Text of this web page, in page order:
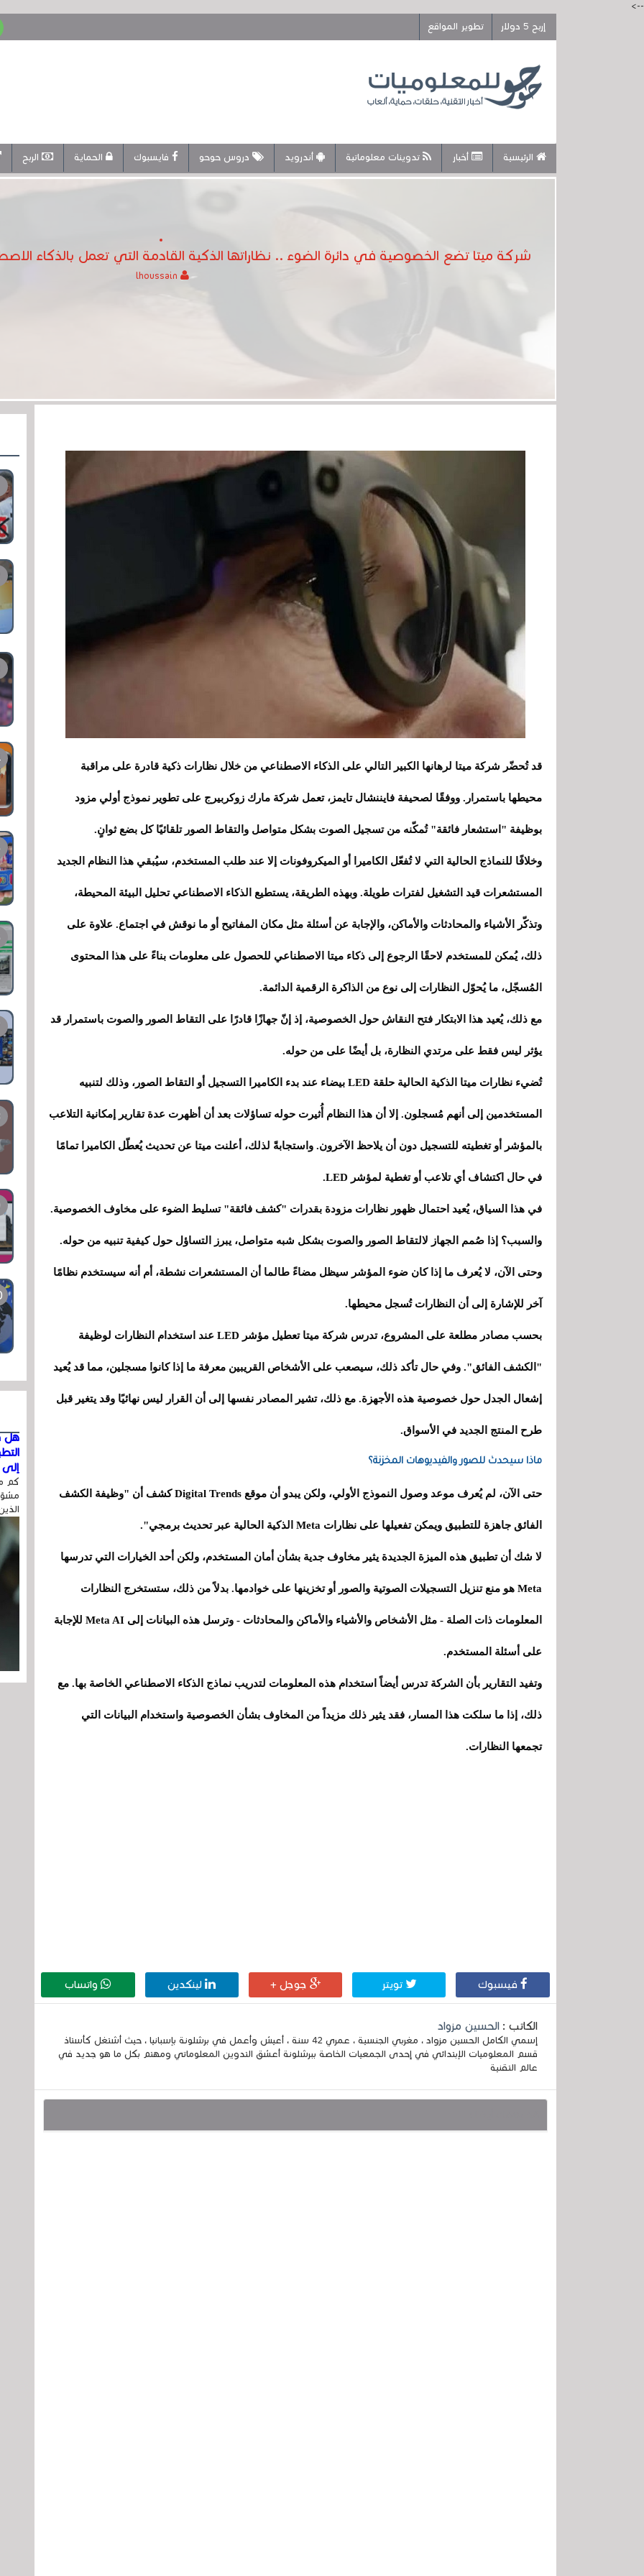
-->
إربح 5 دولار
تطوير المواقع
الرئيسية أخبار تدوينات معلوماتية أندرويد دروس حوحو فايسبوك الحماية الربح
شركة ميتا تضع الخصوصية في دائرة الضوء .. نظاراتها الذكية القادمة التي تعمل بالذكاء
قد تُحضّر شركة ميتا لرهانها الكبير التالي على الذكاء الاصطناعي من خلال نظارات ذكية قادرة على مراقبة
محيطها باستمرار. ووفقًا لصحيفة فايننشال تايمز، تعمل شركة مارك زوكربيرج على تطوير نموذج أولي مزود
بوظيفة "استشعار فائقة" تُمكّنه من تسجيل الصوت بشكل متواصل والتقاط الصور تلقائيًا كل بضع ثوانٍ.
وخلافًا للنماذج الحالية التي لا تُفعّل الكاميرا أو الميكروفونات إلا عند طلب المستخدم، سيُبقي هذا النظام الجديد
المستشعرات قيد التشغيل لفترات طويلة. وبهذه الطريقة، يستطيع الذكاء الاصطناعي تحليل البيئة المحيطة،
وتذكّر الأشياء والمحادثات والأماكن، والإجابة عن أسئلة مثل مكان المفاتيح أو ما نوقش في اجتماع. علاوة على
ذلك، يُمكن للمستخدم لاحقًا الرجوع إلى ذكاء ميتا الاصطناعي للحصول على معلومات بناءً على هذا المحتوى
المُسجّل، ما يُحوّل النظارات إلى نوع من الذاكرة الرقمية الدائمة.
مع ذلك، يُعيد هذا الابتكار فتح النقاش حول الخصوصية، إذ إنّ جهازًا قادرًا على التقاط الصور والصوت باستمرار قد
يؤثر ليس فقط على مرتدي النظارة، بل أيضًا على من حوله.
تُضيء نظارات ميتا الذكية الحالية حلقة LED بيضاء عند بدء الكاميرا التسجيل أو التقاط الصور، وذلك لتنبيه
المستخدمين إلى أنهم مُسجلون. إلا أن هذا النظام أُثيرت حوله تساؤلات بعد أن أظهرت عدة تقارير إمكانية التلاعب
بالمؤشر أو تغطيته للتسجيل دون أن يلاحظ الآخرون. واستجابةً لذلك، أعلنت ميتا عن تحديث يُعطّل الكاميرا تمامًا
في حال اكتشاف أي تلاعب أو تغطية لمؤشر LED.
في هذا السياق، يُعيد احتمال ظهور نظارات مزودة بقدرات "كشف فائقة" تسليط الضوء على مخاوف الخصوصية.
والسبب؟ إذا صُمم الجهاز لالتقاط الصور والصوت بشكل شبه متواصل، يبرز التساؤل حول كيفية تنبيه من حوله.
وحتى الآن، لا يُعرف ما إذا كان ضوء المؤشر سيظل مضاءً طالما أن المستشعرات نشطة، أم أنه سيستخدم نظامًا
آخر للإشارة إلى أن النظارات تُسجل محيطها.
بحسب مصادر مطلعة على المشروع، تدرس شركة ميتا تعطيل مؤشر LED عند استخدام النظارات لوظيفة
"الكشف الفائق". وفي حال تأكد ذلك، سيصعب على الأشخاص القريبين معرفة ما إذا كانوا مسجلين، مما قد يُعيد
إشعال الجدل حول خصوصية هذه الأجهزة. مع ذلك، تشير المصادر نفسها إلى أن القرار ليس نهائيًا وقد يتغير قبل
طرح المنتج الجديد في الأسواق.
ماذا سيحدث للصور والفيديوهات المخزنة؟
حتى الآن، لم يُعرف موعد وصول النموذج الأولي، ولكن يبدو أن موقع Digital Trends كشف أن "وظيفة الكشف
الفائق جاهزة للتطبيق ويمكن تفعيلها على نظارات Meta الذكية الحالية عبر تحديث برمجي".
لا شك أن تطبيق هذه الميزة الجديدة يثير مخاوف جدية بشأن أمان المستخدم، ولكن أحد الخيارات التي تدرسها
Meta هو منع تنزيل التسجيلات الصوتية والصور أو تخزينها على خوادمها. بدلاً من ذلك، ستستخرج النظارات
المعلومات ذات الصلة - مثل الأشخاص والأشياء والأماكن والمحادثات - وترسل هذه البيانات إلى Meta AI للإجابة
على أسئلة المستخدم.
وتفيد التقارير بأن الشركة تدرس أيضاً استخدام هذه المعلومات لتدريب نماذج الذكاء الاصطناعي الخاصة بها. مع
ذلك، إذا ما سلكت هذا المسار، فقد يثير ذلك مزيداً من المخاوف بشأن الخصوصية واستخدام البيانات التي
تجمعها النظارات.
فيسبوك تويتر جوجل + لينكدين واتساب
الكاتب : الحسين مزواد
إسمي الكامل الحسين مزواد ، مغربي الجنسية ، عمري 42 سنة ، أعيش وأعمل في برشلونة بإسبانيا ، حيث أشتغل كأستاذ
قسم المعلوميات الإبتدائي في إحدى الجمعيات الخاصة ببرشلونة أعشق التدوين المعلوماتي ومهتم بكل ما هو جديد في
عالم التقنية
هل
إلى
كم